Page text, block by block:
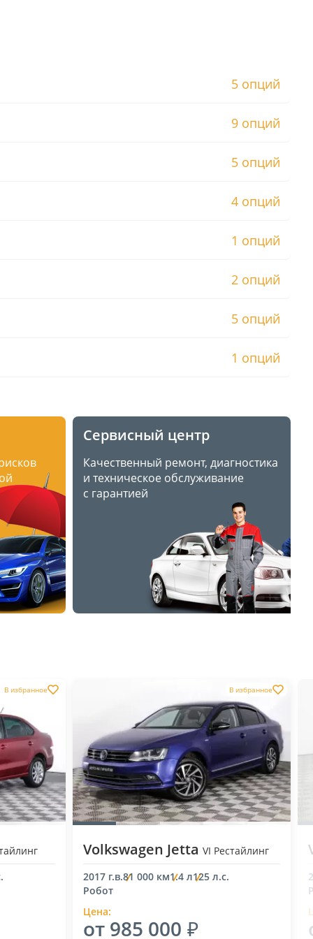
5 опций
9 опций
5 опций
4 опций
1 опций
2 опций
5 опций
1 опций
Сервисный центр
Качественный ремонт, диагностика
и техническое обслуживание
с гарантией
В избранное В избранное
Volkswagen Jetta VI Рестайлинг
2017 г.в.81 000 км1.4 л125 л.с.
Робот
Цена:
от 985 000